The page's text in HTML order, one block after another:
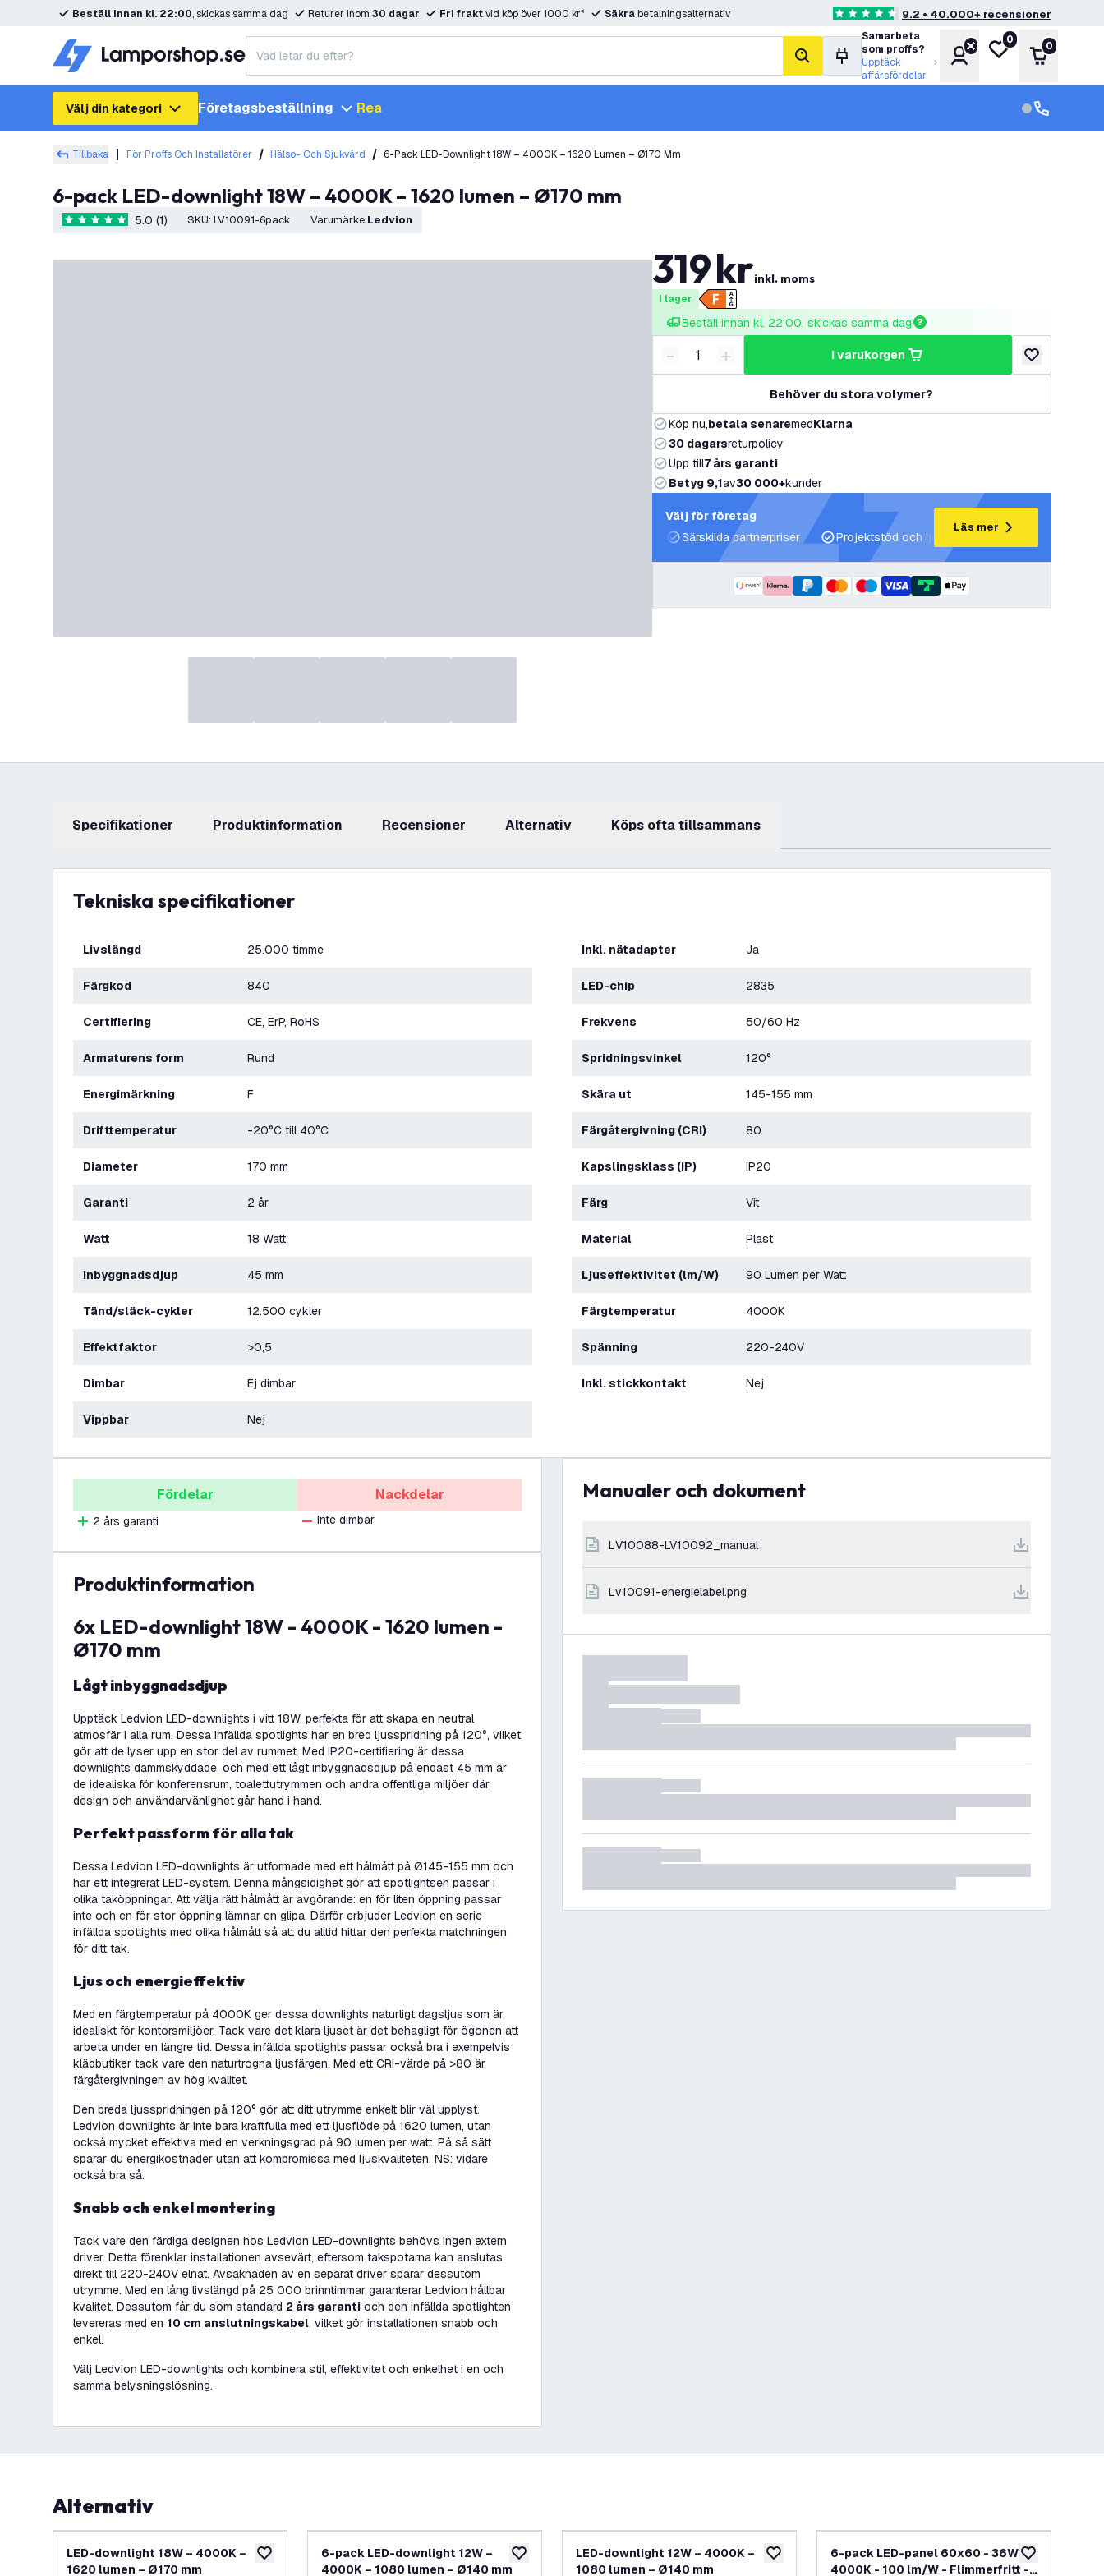
Beställ innan kl. 22:00, skickas samma dag Returer inom 30 dagar Fri fraktvid köp över 1000 kr* Säkrabetalningsalternativ 4.6 stjärnbetyg9.2 • 40.000+ recensioner
sök
Samarbeta
som proffs?
Upptäck
affärsfördelar
KontoMin önskelista
0
Varukorg
0
Välj din kategori Företagsbeställning Rea kundservice
kundservice
Tillbaka För Proffs Och Installatörer Hälso- Och Sjukvård 6-Pack LED-Downlight 18W – 4000K – 1620 Lumen – Ø170 Mm
6-pack LED-downlight 18W – 4000K – 1620 lumen – Ø170 mm
5 stjärnbetyg 5.0 (1) SKU: LV10091-6pack Varumärke: Ledvion
319krinkl. moms
I lager
Beställ innan kl. 22:00, skickas samma dag
Minska antal
- Öka antal
+ i varukorgen
lägg till i
Behöver du stora volymer?
Köp nu,betala senaremedKlarna
30 dagarsreturpolicy
Upp till7 års garanti
Betyg 9,1av30 000+kunder
Välj för företag
Särskilda partnerpriser
Projektstöd och ljusplaner
Läs mer
Specifikationer produktinformation recensioner Alternativ Köps ofta tillsammans
Tekniska specifikationer
Livslängd 25.000 timme
Färgkod 840
Certifiering CE, ErP, RoHS
Armaturens form Rund
Energimärkning F
Drifttemperatur -20°C till 40°C
Diameter 170 mm
Garanti 2 år
Watt 18 Watt
Inbyggnadsdjup 45 mm
Tänd/släck-cykler 12.500 cykler
Effektfaktor >0,5
Dimbar Ej dimbar
Vippbar Nej
Inkl. nätadapter Ja
LED-chip 2835
Frekvens 50/60 Hz
Spridningsvinkel 120°
Skära ut 145-155 mm
Färgåtergivning (CRI) 80
Kapslingsklass (IP) IP20
Färg Vit
Material Plast
Ljuseffektivitet (lm/W) 90 Lumen per Watt
Färgtemperatur 4000K
Spänning 220-240V
Inkl. stickkontakt Nej
Fördelar
2 års garanti
Nackdelar
Inte dimbar
produktinformation
6x LED-downlight 18W - 4000K - 1620 lumen -
Ø170 mm
Lågt inbyggnadsdjup
Upptäck Ledvion LED-downlights i vitt 18W, perfekta för att skapa en neutral
atmosfär i alla rum. Dessa infällda spotlights har en bred ljusspridning på 120°, vilket
gör att de lyser upp en stor del av rummet. Med IP20-certifiering är dessa
downlights dammskyddade, och med ett lågt inbyggnadsdjup på endast 45 mm är
de idealiska för konferensrum, toalettutrymmen och andra offentliga miljöer där
design och användarvänlighet går hand i hand.
Perfekt passform för alla tak
Dessa Ledvion LED-downlights är utformade med ett hålmått på Ø145-155 mm och
har ett integrerat LED-system. Denna mångsidighet gör att spotlightsen passar i
olika taköppningar. Att välja rätt hålmått är avgörande: en för liten öppning passar
inte och en för stor öppning lämnar en glipa. Därför erbjuder Ledvion en serie
infällda spotlights med olika hålmått så att du alltid hittar den perfekta matchningen
för ditt tak.
Ljus och energieffektiv
Med en färgtemperatur på 4000K ger dessa downlights naturligt dagsljus som är
idealiskt för kontorsmiljöer. Tack vare det klara ljuset är det behagligt för ögonen att
arbeta under en längre tid. Dessa infällda spotlights passar också bra i exempelvis
klädbutiker tack vare den naturtrogna ljusfärgen. Med ett CRI-värde på >80 är
färgåtergivningen av hög kvalitet.
Den breda ljusspridningen på 120° gör att ditt utrymme enkelt blir väl upplyst.
Ledvion downlights är inte bara kraftfulla med ett ljusflöde på 1620 lumen, utan
också mycket effektiva med en verkningsgrad på 90 lumen per watt. På så sätt
sparar du energikostnader utan att kompromissa med ljuskvaliteten. NS: vidare
också bra så.
Snabb och enkel montering
Tack vare den färdiga designen hos Ledvion LED-downlights behövs ingen extern
driver. Detta förenklar installationen avsevärt, eftersom takspotarna kan anslutas
direkt till 220-240V elnät. Avsaknaden av en separat driver sparar dessutom
utrymme. Med en lång livslängd på 25 000 brinntimmar garanterar Ledvion hållbar
kvalitet. Dessutom får du som standard 2 års garanti och den infällda spotlighten
levereras med en 10 cm anslutningskabel, vilket gör installationen snabb och
enkel.
Välj Ledvion LED-downlights och kombinera stil, effektivitet och enkelhet i en och
samma belysningslösning.
Manualer och dokument
LV10088-LV10092_manual
lv10091-energielabel.png
Alternativ
lägg till i önskelistan
LED-downlight 18W – 4000K –
1620 lumen – Ø170 mm
lägg till i önskelistan
6-pack LED-downlight 12W –
4000K – 1080 lumen – Ø140 mm
lägg till i önskelistan
LED-downlight 12W – 4000K –
1080 lumen – Ø140 mm
lägg till i
6-pack LED-panel 60x60 - 36W -
4000K - 100 lm/W - Flimmerfritt -